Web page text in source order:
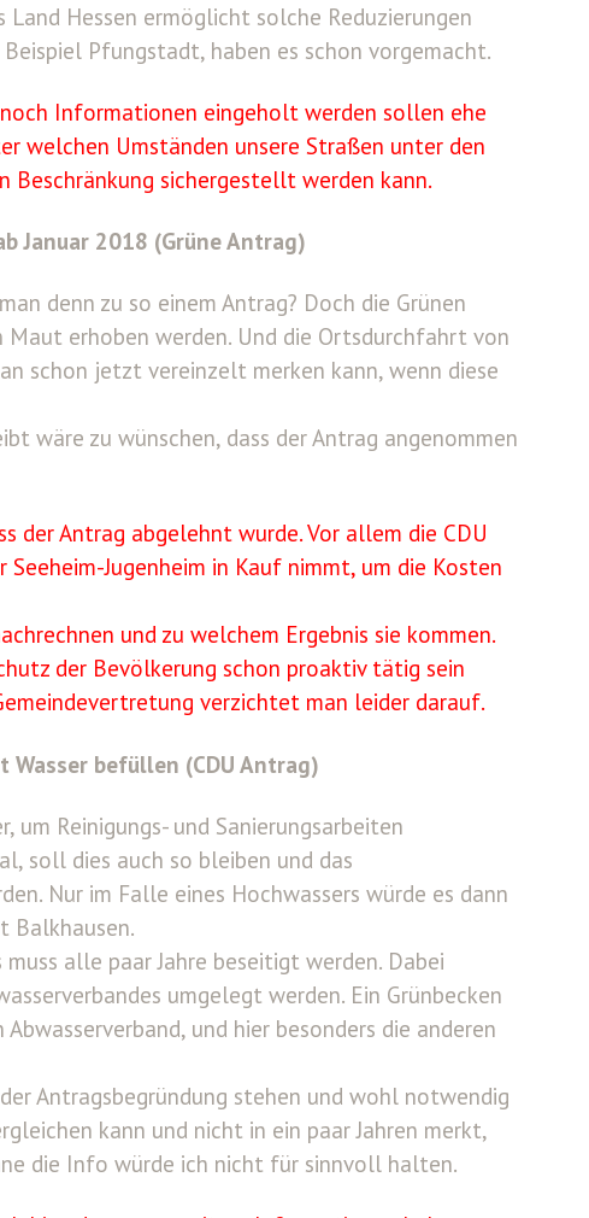
Hessen ermöglicht solche Reduzierungen
Pfungstadt, haben es schon vorgemacht.
Informationen eingeholt werden sollen ehe
welchen Umständen unsere Straßen unter den
sichergestellt werden kann.
Januar 2018 (Grüne Antrag)
denn zu so einem Antrag? Doch die Grünen
erhoben werden. Und die Ortsdurchfahrt von
schon jetzt vereinzelt merken kann, wenn diese
wäre zu wünschen, dass der Antrag angenommen
der Antrag abgelehnt wurde. Vor allem die CDU
Jugenheim in Kauf nimmt, um die Kosten
und zu welchem Ergebnis sie kommen.
der Bevölkerung schon proaktiv tätig sein
verzichtet man leider darauf.
Wasser befüllen (CDU Antrag)
Reinigungs- und Sanierungsarbeiten
soll dies auch so bleiben und das
Nur im Falle eines Hochwassers würde es dann
Balkhausen.
alle paar Jahre beseitigt werden. Dabei
umgelegt werden. Ein Grünbecken
und hier besonders die anderen
Antragsbegründung stehen und wohl notwendig
kann und nicht in ein paar Jahren merkt,
die Info würde ich nicht für sinnvoll halten.